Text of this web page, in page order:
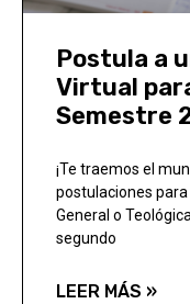
Postula a
Virtual
Semestre
¡Te traemos el
postulaciones
General o
segundo
LEER MÁS »